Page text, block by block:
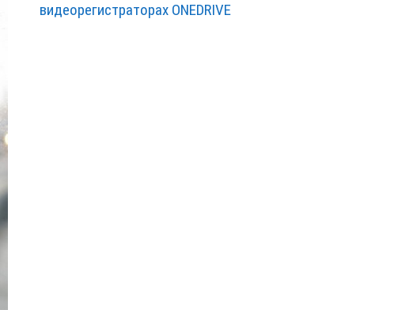
видеорегистраторах ONEDRIVE